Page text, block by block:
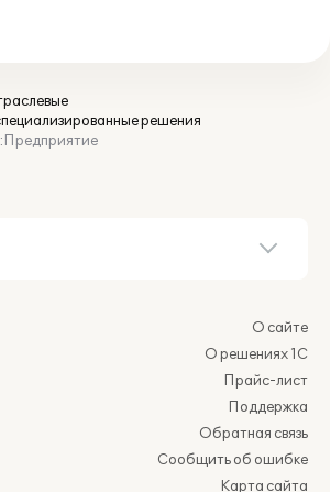
решения
О сайте
О решениях 1С
Прайс-лист
Поддержка
Обратная связь
Сообщить об ошибке
Карта сайта